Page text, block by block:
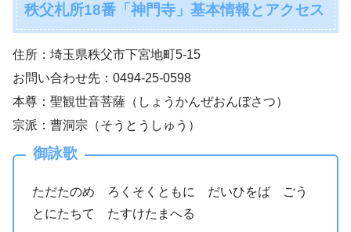
秩父札所18番「神門寺」基本情報とアクセス
住所：埼玉県秩父市下宮地町5-15
お問い合わせ先：0494-25-0598
本尊：聖観世音菩薩（しょうかんぜおんぼさつ）
宗派：曹洞宗（そうとうしゅう）
御詠歌
ただたのめ ろくそくともに だいひをば ごう
とにたちて たすけたまへる